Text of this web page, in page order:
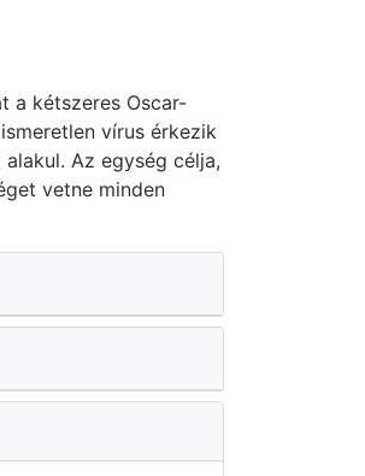
a kétszeres Oscar-
vírus érkezik
Az egység célja,
vetne minden